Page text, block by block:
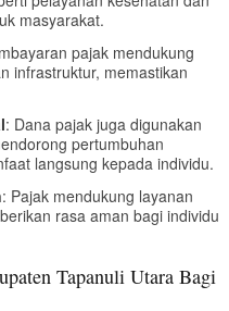
masyarakat.
pajak mendukung
infrastruktur, memastikan
: Dana pajak juga digunakan
pertumbuhan
langsung kepada individu.
: Pajak mendukung layanan
rasa aman bagi individu
Tapanuli Utara Bagi